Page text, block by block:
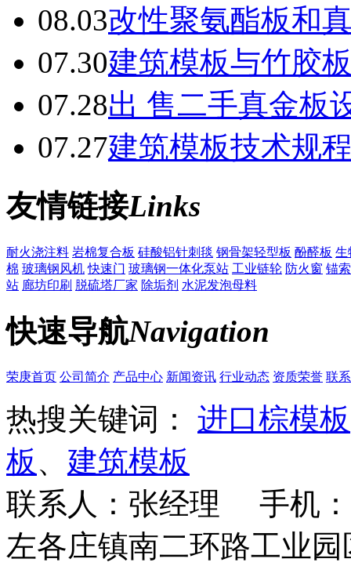
08.03改性聚氨酯板和
07.30建筑模板与竹胶
07.28出 售二手真金板
07.27建筑模板技术规
友情链接Links
耐火浇注料 岩棉复合板 硅酸铝针刺毯 钢骨架轻型板 酚醛板 生
棉 玻璃钢风机 快速门 玻璃钢一体化泵站 工业链轮 防火窗 锚索
站 廊坊印刷 脱硫塔厂家 除垢剂 水泥发泡母料
快速导航Navigation
荣庚首页 公司简介 产品中心 新闻资讯 行业动态 资质荣誉 联
热搜关键词： 进口棕模板
板 、 建筑模板
联系人：张经理 手机
左各庄镇南二环路工业